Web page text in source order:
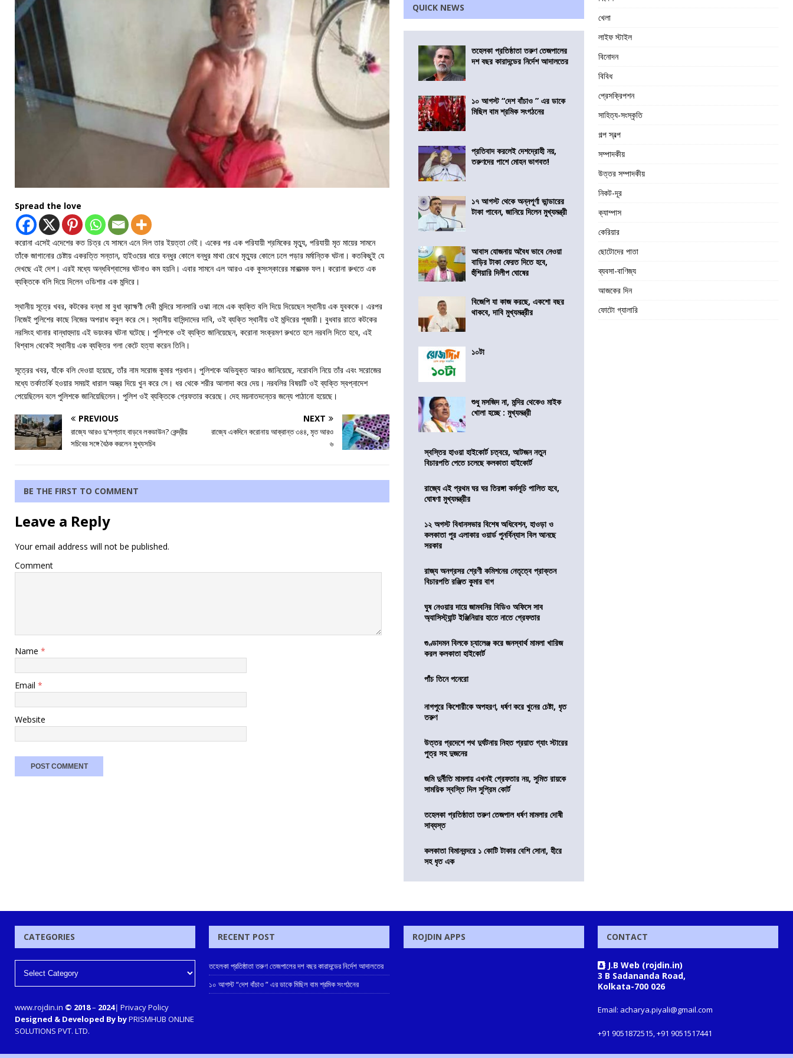
Spread the love
করোনা এসেই এদেশের কত চিত্র যে সামনে এনে দিল তার ইয়ত্তা নেই। একের পর এক পরিযায়ী শ্রমিকের মৃত্যু, পরিযায়ী মৃত মায়ের সামনে
তাঁকে জাগানোর চেষ্টায় একরত্তি সন্তান, হাইওয়ের ধারে বন্ধুর কোলে বন্ধুর মাথা রেখে মৃত্যুর কোলে ঢলে পড়ার মর্মান্তিক ঘটনা। কতকিছুই যে
দেখছে এই দেশ। এরই মধ্যে অন্ধবিশ্বাসের ঘটনাও কম হয়নি। এবার সামনে এল আরও এক কুসংস্কারের মারাত্মক ফল। করোনা রুখতে এক
ব্যক্তিকে বলি দিয়ে দিলেন ওডিশার এক মন্দিরে।
স্থানীয় সূত্রে খবর, কটকের বন্ধা মা বুধা ব্রাহ্মণী দেবী মন্দিরে সানসারি ওঝা নামে এক ব্যক্তি বলি দিয়ে দিয়েছেন স্থানীয় এক যুবককে। এরপর
নিজেই পুলিশের কাছে নিজের অপরাধ কবুল করে সে। স্থানীয় বাসিন্দাদের দাবি, ওই ব্যক্তি স্থানীয় ওই মন্দিরের পূজারী। বুধবার রাতে কটকের
নরসিংহ থানার বান্ধাহুদায় এই ভয়ংকর ঘটনা ঘটেছে। পুলিশকে ওই ব্যক্তি জানিয়েছেন, করোনা সংক্রমণ রুখতে হলে নরবলি দিতে হবে, এই
বিশ্বাস থেকেই স্থানীয় এক ব্যক্তির গলা কেটে হত্যা করেন তিনি।
সূত্রের খবর, যাঁকে বলি দেওয়া হয়েছে, তাঁর নাম সরোজ কুমার প্রধান। পুলিশকে অভিযুক্ত আরও জানিয়েছে, নরোবলি নিয়ে তাঁর এবং সরোজের
মধ্যে তর্কাতর্কি হওয়ার সময়ই ধারাল অস্ত্র দিয়ে খুন করে সে। ধর থেকে শরীর আলাদা করে দেয়। নরবলির বিষয়টি ওই ব্যক্তি স্বপ্নাদেশ
পেয়েছিলেন বলে পুলিশকে জানিয়েছিলেন। পুলিশ ওই ব্যক্তিকে গ্রেফতার করেছে। দেহ ময়নাতদন্তের জন্যে পাঠানো হয়েছে।
PREVIOUS
রাজ্যে আরও দু’সপ্তাহ বাড়বে লকডাউন? কেন্দ্রীয়
সচিবের সঙ্গে বৈঠক করলেন মুখ্যসচিব
NEXT
রাজ্যে একদিনে করোনায় আক্রান্ত ৩৪৪, মৃত আরও
৬
BE THE FIRST TO COMMENT
Leave a Reply
Your email address will not be published.
Comment
Name *
Email *
Website
QUICK NEWS
তহেলকা প্রতিষ্ঠাতা তরুণ তেজপালের
দশ বছর কারাদন্ডের নির্দেশ আদালতের
১০ আগস্ট “দেশ বাঁচাও ” এর ডাকে
মিছিল বাম শ্রমিক সংগঠনের
প্রতিবাদ করলেই দেশদ্রোহী নয়,
তরুণদের পাশে মোহন ভাগবত!
১৭ আগস্ট থেকে অন্নপূর্ণা ভান্ডারের
টাকা পাবেন, জানিয়ে দিলেন মুখ্যমন্ত্রী
আবাস যোজনায় অবৈধ ভাবে নেওয়া
বাড়ির টাকা ফেরত দিতে হবে,
হুঁশিয়ারি দিলীপ ঘোষের
বিজেপি যা কাজ করছে, একশো বছর
থাকবে, দাবি মুখ্যমন্ত্রীর
১০টা
শুধু মসজিদ না, মন্দির থেকেও মাইক
খোলা হচ্ছে : মুখ্যমন্ত্রী
স্বস্তির হাওয়া হাইকোর্ট চত্বরে, আটজন নতুন
বিচারপতি পেতে চলেছে কলকাতা হাইকোর্ট
রাজ্যে এই প্রথম ঘর ঘর তিরঙ্গা কর্মসূচি পালিত হবে,
ঘোষণা মুখ্যমন্ত্রীর
১২ অগস্ট বিধানসভার বিশেষ অধিবেশন, হাওড়া ও
কলকাতা পুর এলাকার ওয়ার্ড পুনর্বিন্যাস বিল আনছে
সরকার
রাজ্য অনগ্রসর শ্রেণী কমিশনের নেতৃত্বে প্রাক্তন
বিচারপতি রঞ্জিত কুমার বাগ
ঘুষ নেওয়ার দায়ে জামবনির বিডিও অফিসে সাব
অ্যাসিস্ট্যান্ট ইঞ্জিনিয়ার হাতে নাতে গ্রেফতার
গুণ্ডাদমন বিলকে চ্যালেঞ্জ করে জনস্বার্থ মামলা খারিজ
করল কলকাতা হাইকোর্ট
পাঁচ তিনে পনেরো
নাগপুরে কিশোরীকে অপহরণ, ধর্ষণ করে খুনের চেষ্টা, ধৃত
তরুণ
উত্তর প্রদেশে পথ দুর্ঘটনায় নিহত প্রয়াত গ্যাং স্টারের
পুত্র সহ দুজনের
জমি দুর্নীতি মামলায় এখনই গ্রেফতার নয়, সুমিত রায়কে
সাময়িক স্বস্তি দিল সুপ্রিম কোর্ট
তহেলকা প্রতিষ্ঠাতা তরুণ তেজপাল ধর্ষণ মামলার দোষী
সাব্যস্ত
কলকাতা বিমানবন্দরে ১ কোটি টাকার বেশি সোনা, হীরে
সহ ধৃত এক
খেলা
লাইফ স্টাইল
বিনোদন
বিবিধ
প্রেসক্রিপশন
সাহিত্য-সংস্কৃতি
গল্প স্বল্প
সম্পাদকীয়
উত্তর সম্পাদকীয়
নিকট-দূর
ক্যাম্পাস
কেরিয়ার
ছোটোদের পাতা
ব্যবসা-বাণিজ্য
আজকের দিন
ফোটো গ্যালারি
CATEGORIES
www.rojdin.in © 2018– 2024| Privacy Policy
Designed & Developed By byPRISMHUB ONLINE
SOLUTIONS PVT. LTD.
RECENT POST
তহেলকা প্রতিষ্ঠাতা তরুণ তেজপালের দশ বছর কারাদন্ডের নির্দেশ আদালতের
১০ আগস্ট “দেশ বাঁচাও ” এর ডাকে মিছিল বাম শ্রমিক সংগঠনের
ROJDIN APPS CONTACT
J.B Web (rojdin.in)
3 B Sadananda Road,
Kolkata-700 026
Email: acharya.piyali@gmail.com
+91 9051872515, +91 9051517441